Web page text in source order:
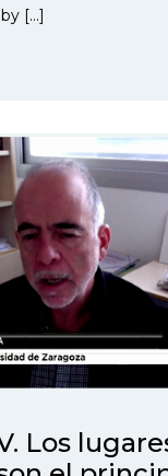
[…]
Los